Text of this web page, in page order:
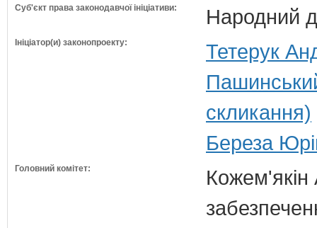
Суб'єкт права законодавчої ініціативи: Народний
Ініціатор(и) законопроекту:
Тетерук
скликання)
Береза
Головний комітет:
Кожем'якін